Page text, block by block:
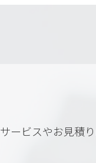
サービスやお見積